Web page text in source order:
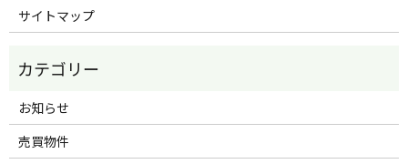
サイトマップ
お知らせ
売買物件